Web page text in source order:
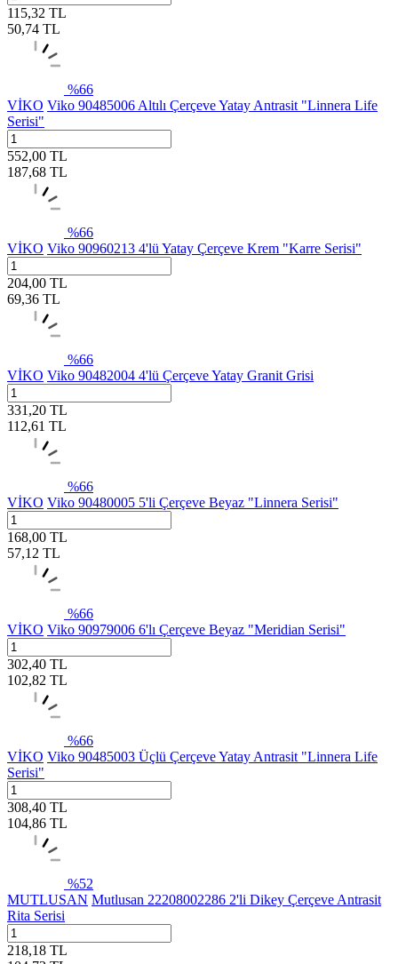
115,32 TL
50,74 TL
%66
VİKO Viko 90485006 Altılı Çerçeve Yatay Antrasit "Linnera Life
Serisi"
552,00 TL
187,68 TL
%66
VİKO Viko 90960213 4'lü Yatay Çerçeve Krem "Karre Serisi"
204,00 TL
69,36 TL
%66
VİKO Viko 90482004 4'lü Çerçeve Yatay Granit Grisi
331,20 TL
112,61 TL
%66
VİKO Viko 90480005 5'li Çerçeve Beyaz "Linnera Serisi"
168,00 TL
57,12 TL
%66
VİKO Viko 90979006 6'lı Çerçeve Beyaz "Meridian Serisi"
302,40 TL
102,82 TL
%66
VİKO Viko 90485003 Üçlü Çerçeve Yatay Antrasit "Linnera Life
Serisi"
308,40 TL
104,86 TL
%52
MUTLUSAN Mutlusan 22208002286 2'li Dikey Çerçeve Antrasit
Rita Serisi
218,18 TL